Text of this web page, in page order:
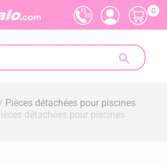

0
Pièces détachées pour piscines
détachées pour piscines